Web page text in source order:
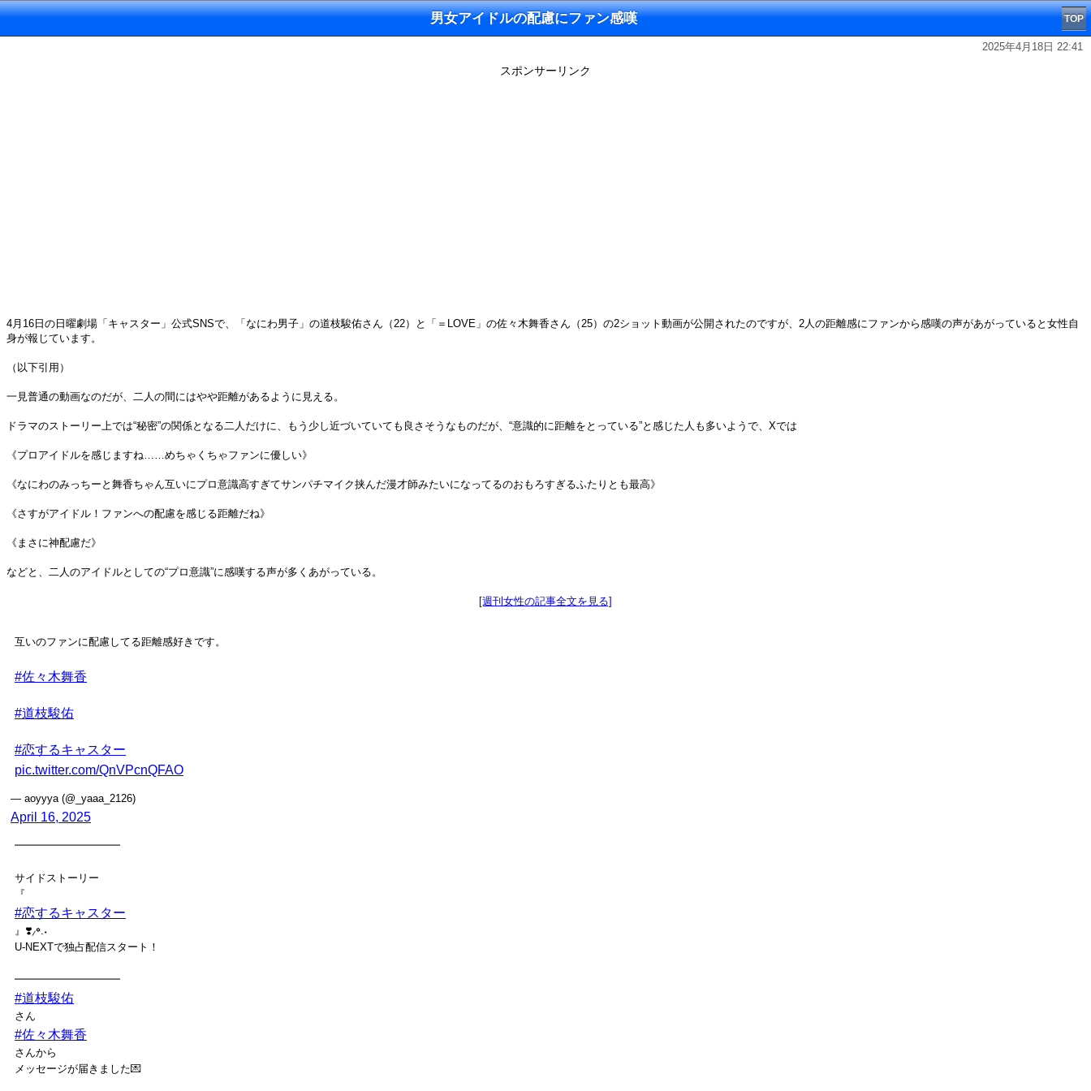
男女アイドルの配慮にファン感嘆 TOP
2025年4月18日 22:41
スポンサーリンク
4月16日の日曜劇場「キャスター」公式SNSで、「なにわ男子」の道枝駿佑さん（22）と「＝LOVE」の佐々木舞香さん（25）の2ショット動画が公開されたのですが、2人の距離感にファンから感嘆の声があがっていると女性自
身が報じています。
（以下引用）
一見普通の動画なのだが、二人の間にはやや距離があるように見える。
ドラマのストーリー上では“秘密”の関係となる二人だけに、もう少し近づいていても良さそうなものだが、“意識的に距離をとっている”と感じた人も多いようで、Xでは
《プロアイドルを感じますね……めちゃくちゃファンに優しい》
《なにわのみっちーと舞香ちゃん互いにプロ意識高すぎてサンパチマイク挟んだ漫才師みたいになってるのおもろすぎるふたりとも最高》
《さすがアイドル！ファンへの配慮を感じる距離だね》
《まさに神配慮だ》
などと、二人のアイドルとしての“プロ意識”に感嘆する声が多くあがっている。
[週刊女性の記事全文を見る]
互いのファンに配慮してる距離感好きです。
#佐々木舞香
#道枝駿佑
#恋するキャスター
pic.twitter.com/QnVPcnQFAO
— aoyyya (@_yaaa_2126)
April 16, 2025
━━━━━━━━━━
サイドストーリー
『
#恋するキャスター
』❣️⸝꙳.˖
U-NEXTで独占配信スタート！
━━━━━━━━━━
#道枝駿佑
さん
#佐々木舞香
さんから
メッセージが届きました💌